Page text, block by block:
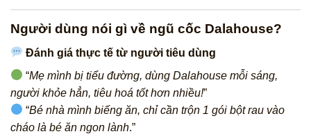
Người dùng nói gì về ngũ cốc Dalahouse?
Đánh giá thực tế từ người tiêu dùng
“Mẹ mình bị tiểu đường, dùng Dalahouse mỗi sáng,
người khỏe hẳn, tiêu hoá tốt hơn nhiều!”
“Bé nhà mình biếng ăn, chỉ cần trộn 1 gói bột rau vào
cháo là bé ăn ngon lành.”